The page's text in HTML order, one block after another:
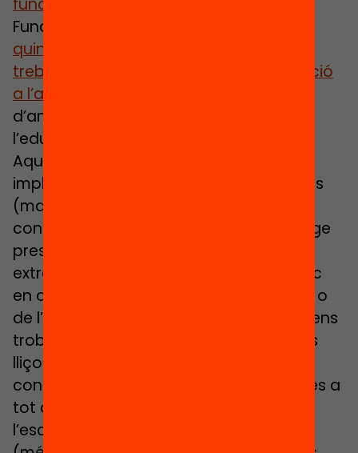
funciona en educació?’
Fundació Bofill, ens vàrem preguntar
quines eren les millors condicions per
treballar l’autoregulació i la metacognició
a l’aula
d’anàlisi i d’acció als professionals de
l’educació.
Aquests programes han estat
implementats i avaluats en altres països
(majoritàriament anglosaxons) i en
contextos d’ensenyament-aprenentatge
presencial, lluny de la situació
extraordinària d’ensenyament telemàtic
en què ens trobem aquest final de curs o
de l’escolarització “híbrida” que potser ens
trobem a l’inici del vinent. Tanmateix, les
lliçons que podem extreure d’aquest
coneixement acumulat són traslladables a
tot context educatiu en què des de
l’escola, a través d’uns o altres mitjans